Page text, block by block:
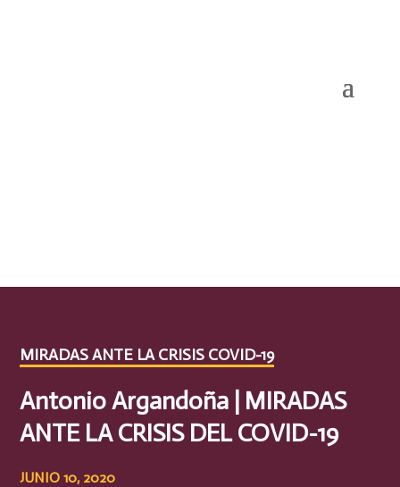
MIRADAS ANTE LA CRISIS COVID-19
Antonio Argandoña | MIRADAS
ANTE LA CRISIS DEL COVID-19
JUNIO 10, 2020